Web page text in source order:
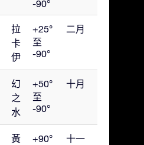
-90°
拉
卡
伊
+25°
至
-90°
二月
幻
之
水
+50°
至
-90°
十月
黃
+90°
十一